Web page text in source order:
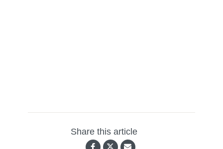
Share this article